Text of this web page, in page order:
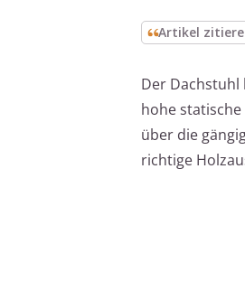
Artikel
Der Dachstuhl
hohe
über die
richtige